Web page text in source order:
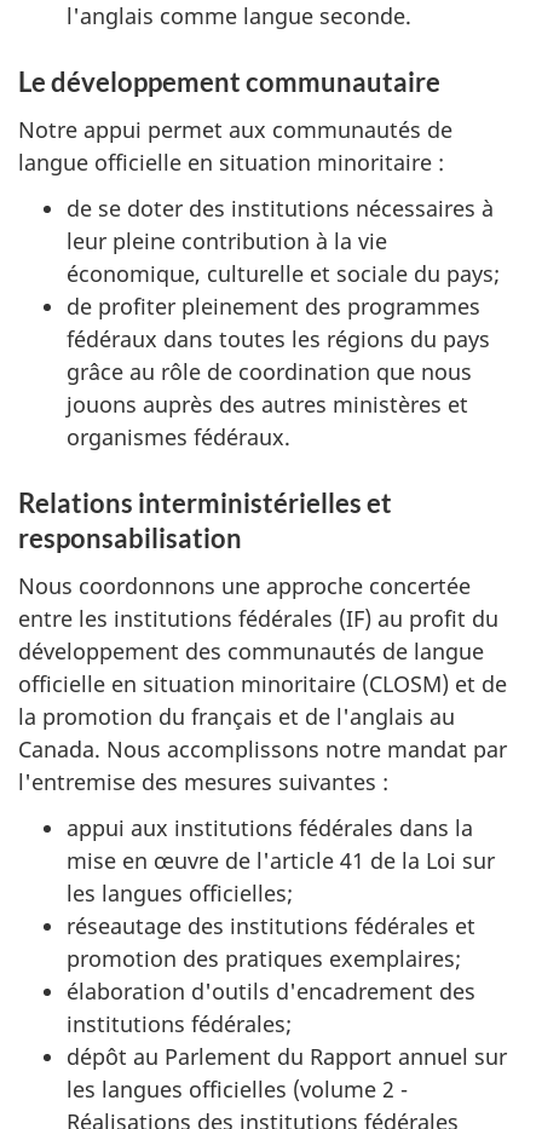
l'anglais comme langue seconde.
Le développement communautaire
Notre appui permet aux communautés de
langue officielle en situation minoritaire :
de se doter des institutions nécessaires à
leur pleine contribution à la vie
économique, culturelle et sociale du pays;
de profiter pleinement des programmes
fédéraux dans toutes les régions du pays
grâce au rôle de coordination que nous
jouons auprès des autres ministères et
organismes fédéraux.
Relations interministérielles et
responsabilisation
Nous coordonnons une approche concertée
entre les institutions fédérales (IF) au profit du
développement des communautés de langue
officielle en situation minoritaire (CLOSM) et de
la promotion du français et de l'anglais au
Canada. Nous accomplissons notre mandat par
l'entremise des mesures suivantes :
appui aux institutions fédérales dans la
mise en œuvre de l'article 41 de la Loi sur
les langues officielles;
réseautage des institutions fédérales et
promotion des pratiques exemplaires;
élaboration d'outils d'encadrement des
institutions fédérales;
dépôt au Parlement du Rapport annuel sur
les langues officielles (volume 2 -
Réalisations des institutions fédérales